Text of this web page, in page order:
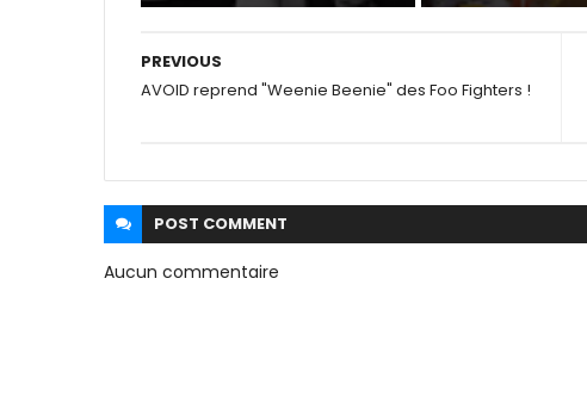
PREVIOUS
AVOID reprend "Weenie Beenie" des Foo Fighters !
POST COMMENT
Aucun commentaire